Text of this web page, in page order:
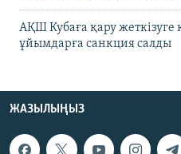
АҚШ Кубаға қару
ұйымдарға санкция салды
ЖАЗЫЛЫҢЫЗ